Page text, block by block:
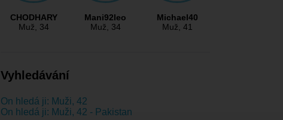
CHODHARY
Muž, 34
Mani92leo
Muž, 34
Michael40
Muž, 41
Vyhledávání
On hledá ji: Muži, 42
On hledá ji: Muži, 42 - Pakistan